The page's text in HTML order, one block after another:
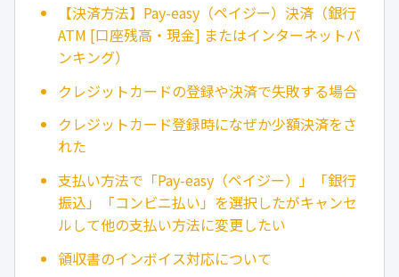
【決済方法】Pay-easy（ペイジー）決済（銀行
ATM [口座残高・現金] またはインターネットバ
ンキング）
クレジットカードの登録や決済で失敗する場合
クレジットカード登録時になぜか少額決済をさ
れた
支払い方法で「Pay-easy（ペイジー）」「銀行
振込」「コンビニ払い」を選択したがキャンセ
ルして他の支払い方法に変更したい
領収書のインボイス対応について